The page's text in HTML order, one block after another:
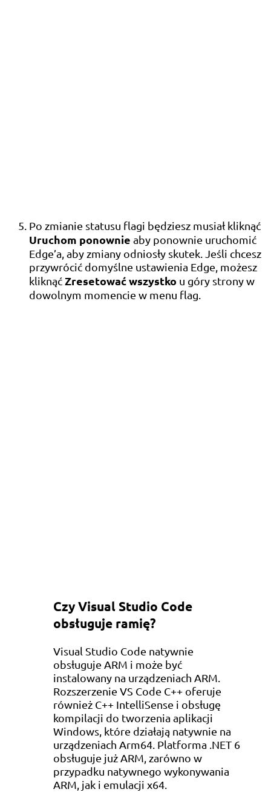
Po zmianie statusu flagi będziesz musiał kliknąć
Uruchom ponownie aby ponownie uruchomić
Edge’a, aby zmiany odniosły skutek. Jeśli chcesz
przywrócić domyślne ustawienia Edge, możesz
kliknąćZresetować wszystko u góry strony w
dowolnym momencie w menu flag.
Czy Visual Studio Code
obsługuje ramię?
Visual Studio Code natywnie
obsługuje ARM i może być
instalowany na urządzeniach ARM.
Rozszerzenie VS Code C++ oferuje
również C++ IntelliSense i obsługę
kompilacji do tworzenia aplikacji
Windows, które działają natywnie na
urządzeniach Arm64. Platforma .NET 6
obsługuje już ARM, zarówno w
przypadku natywnego wykonywania
ARM, jak i emulacji x64.